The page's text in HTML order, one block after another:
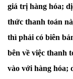
giá trị hàng hóa;
thức thanh toán
thì phải có biên
bên về việc thanh
vào với hàng hóa;